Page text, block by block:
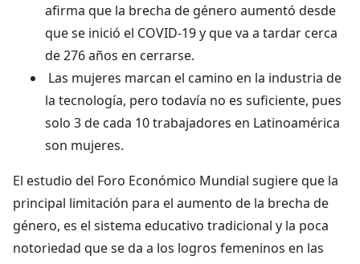
afirma que la brecha de género aumentó desde
que se inició el COVID-19 y que va a tardar cerca
de 276 años en cerrarse.
Las mujeres marcan el camino en la industria de
la tecnología, pero todavía no es suficiente, pues
solo 3 de cada 10 trabajadores en Latinoamérica
son mujeres.
El estudio del Foro Económico Mundial sugiere que la
principal limitación para el aumento de la brecha de
género, es el sistema educativo tradicional y la poca
notoriedad que se da a los logros femeninos en las